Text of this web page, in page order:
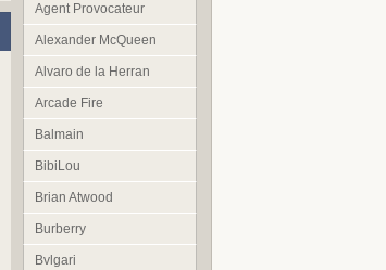
Agent Provocateur
Alexander McQueen
Alvaro de la Herran
Arcade Fire
Balmain
BibiLou
Brian Atwood
Burberry
Bvlgari